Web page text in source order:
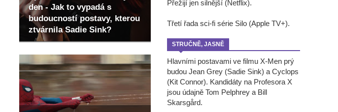
den - Jak to vypadá s
budoucností postavy, kterou
ztvárnila Sadie Sink?
Přežijí jen silnější (Netflix).
Třetí řada sci-fi série Silo (Apple TV+).
STRUČNĚ, JASNĚ
Hlavními postavami ve filmu X-Men prý
budou Jean Grey (Sadie Sink) a Cyclops
(Kit Connor). Kandidáty na Profesora X
jsou údajně Tom Pelphrey a Bill
Skarsgård.